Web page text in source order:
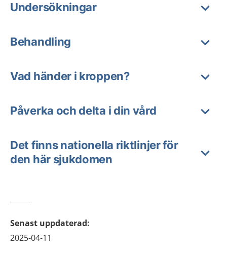
Undersökningar
Behandling
Vad händer i kroppen?
Påverka och delta i din vård
Det finns nationella riktlinjer för
den här sjukdomen
Senast uppdaterad:
2025-04-11